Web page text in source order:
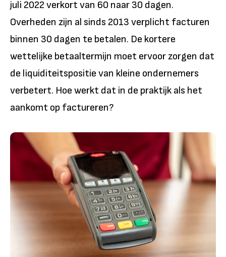
juli 2022 verkort van 60 naar 30 dagen.
Overheden zijn al sinds 2013 verplicht facturen
binnen 30 dagen te betalen. De kortere
wettelijke betaaltermijn moet ervoor zorgen dat
de liquiditeitspositie van kleine ondernemers
verbetert. Hoe werkt dat in de praktijk als het
aankomt op factureren?